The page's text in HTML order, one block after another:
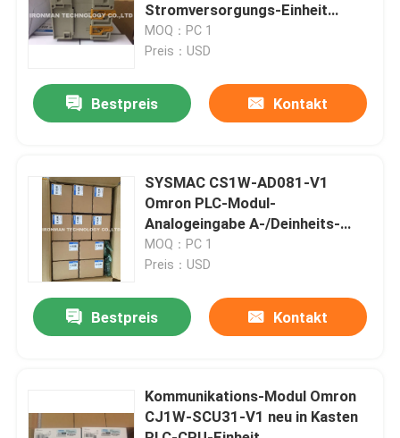
Über uns
Fabrik-Ausflug
Treten Sie mit uns in Verbindung
Nachrichten
Fälle
Honeywell PLC-Modul
Stromversorgungs-Einheit
Wechselstrom 30W 100-240VAC
MOQ：PC 1
Preis：USD
Bestpreis Kontakt
SYSMAC CS1W-AD081-V1
Omron PLC-Modul-
Analogeingabe A-/Deinheits-
Prüfer
MOQ：PC 1
Preis：USD
Bestpreis Kontakt
Kommunikations-Modul Omron
CJ1W-SCU31-V1 neu in Kasten